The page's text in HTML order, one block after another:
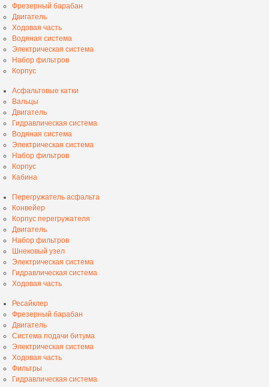
Фрезерный барабан
Двигатель
Ходовая часть
Водяная система
Электрическая система
Набор фильтров
Корпус
Асфальтовые катки
Вальцы
Двигатель
Гидравлическая система
Водяная система
Электрическая система
Набор фильтров
Корпус
Кабина
Перегружатель асфальта
Конвейер
Корпус перегружателя
Двигатель
Набор фильтров
Шнековый узел
Электрическая система
Гидравлическая система
Ходовая часть
Ресайклер
Фрезерный барабан
Двигатель
Система подачи битума
Электрическая система
Ходовая часть
Фильтры
Гидравлическая система